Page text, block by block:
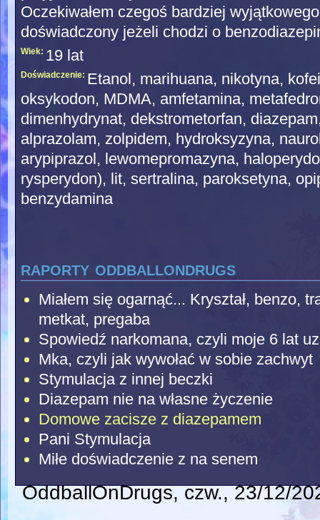
Oczekiwałem czegoś bardziej
doświadczony jeżeli chodzi o
Wiek: 19 lat
Doświadczenie: Etanol, marihuana, nikotyna,
oksykodon, MDMA, amfetamina,
dimenhydrynat, dekstrometorfan,
alprazolam, zolpidem, hydroksyzyna,
arypiprazol, lewomepromazyna,
rysperydon), lit, sertralina, paroksetyna,
benzydamina
raporty oddballondrugs
Miałem się ogarnąć... Kryształ, benzo,
metkat, pregaba
Spowiedź narkomana, czyli moje 6 lat
Mka, czyli jak wywołać w sobie zachwyt
Stymulacja z innej beczki
Diazepam nie na własne życzenie
Domowe zacisze z diazepamem
Pani Stymulacja
Miłe doświadczenie z na senem
OddballOnDrugs, czw., 23/12/